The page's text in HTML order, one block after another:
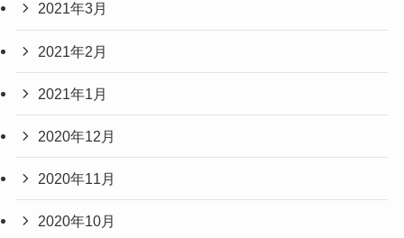
2021年3月
2021年2月
2021年1月
2020年12月
2020年11月
2020年10月